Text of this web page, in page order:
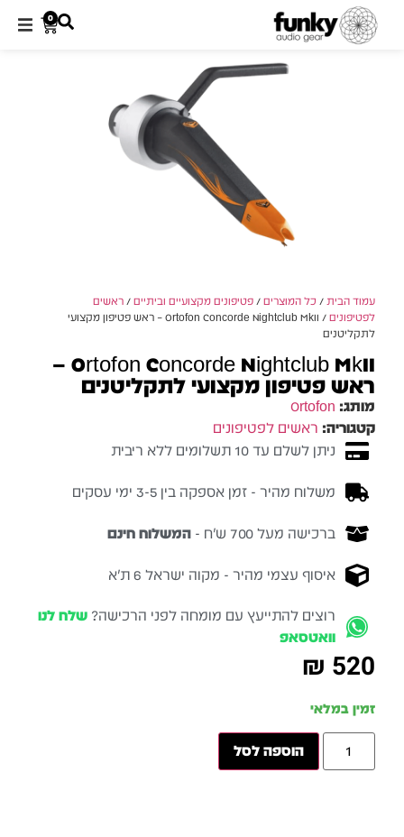
0
עמוד הבית / כל המוצרים /פטיפונים מקצועיים וביתיים /ראשים
לפטיפונים
/ Ortofon Concorde Nightclub MkII – ראש פטיפון מקצועי
לתקליטנים
Ortofon Concorde Nightclub MkII –
ראש פטיפון מקצועי לתקליטנים
מותג: Ortofon
קטגוריה: ראשים לפטיפונים
ניתן לשלם עד 10 תשלומים ללא ריבית
משלוח מהיר - זמן אספקה בין 3-5 ימי עסקים
ברכישה מעל 700 ש״ח - המשלוח חינם
איסוף עצמי מהיר - מקוה ישראל 6 ת״א
רוצים להתייעץ עם מומחה לפני הרכישה? שלח לנו
וואטסאפ
₪ 520
זמין במלאי
הוספה לסל